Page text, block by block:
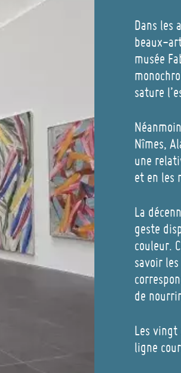
Dans les
beaux-
musée
sature
Nîmes,
une
et en les
La
geste
couleur.
savoir
de
Les
ligne